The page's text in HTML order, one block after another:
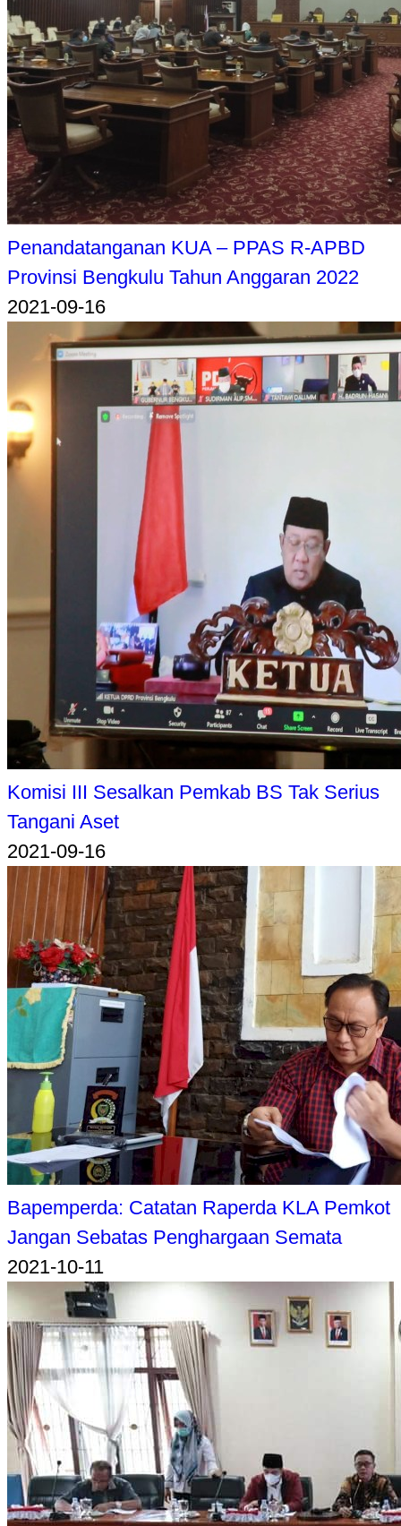
Penandatanganan KUA – PPAS R-APBD
Provinsi Bengkulu Tahun Anggaran 2022
2021-09-16
Komisi III Sesalkan Pemkab BS Tak Serius
Tangani Aset
2021-09-16
Bapemperda: Catatan Raperda KLA Pemkot
Jangan Sebatas Penghargaan Semata
2021-10-11